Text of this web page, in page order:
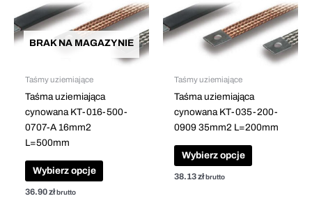
BRAK NA MAGAZYNIE
Taśmy uziemiające
Taśma uziemiająca
cynowana KT-016-500-
0707-A 16mm2
L=500mm
Wybierz opcje
Opcje
można
wybrać
produktu
36.90złbrutto
Taśmy uziemiające
Taśma uziemiająca
cynowana KT-035-200-
0909 35mm2 L=200mm
Wybierz opcje
Opcje
można
wybrać
produktu
38.13złbrutto